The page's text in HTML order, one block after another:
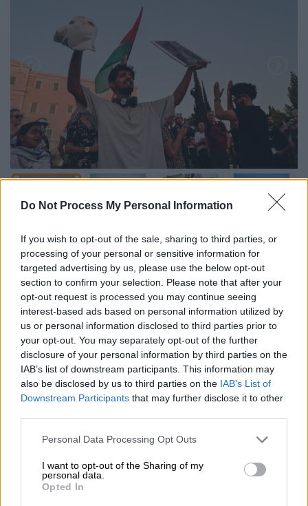
Do Not Process My Personal Information
If you wish to opt-out of the sale, sharing to third parties, or
processing of your personal or sensitive information for
targeted advertising by us, please use the below opt-out
section to confirm your selection. Please note that after your
opt-out request is processed you may continue seeing
interest-based ads based on personal information utilized by
us or personal information disclosed to third parties prior to
your opt-out. You may separately opt-out of the further
disclosure of your personal information by third parties on the
IAB’s list of downstream participants. This information may
also be disclosed by us to third parties on the IAB’s List of
Downstream Participants that may further disclose it to other
Please note that this website/app uses one or more Google
not limited to your visit or usage behaviour. You may click to
grant or deny consent to Google and its third-party tags to
use your data for below specified purposes in below Google
Personal Data Processing Opt Outs
I want to opt-out of the Sharing of my
personal data.
Opted In
Εκατοντάδες διαδηλωτέςστην Πλατεία
Συντάγματος το απόγευμα της Πέμπτης
(24/7), ανταποκρινόμενοι στο κάλεσμα για
διαμαρτυρία για την κόλαση που ζει ο
παλαιστινιακός λαός.
Το δίκτυοMarch to Gazaέκανεεπείγουσα
έκκληση για δράσηαπέναντι στην
ανθρωπιστική κρίσηπου πλήττει τη Λωρίδα
της Γάζας. Η πρωτοβουλία καταγγέλλει τον
αποκλεισμό που έχει επιβάλει το Ισραήλ
αποτέλεσμα οι άνθρωποι
κινδυνεύουν
καθημερινά να πεθάνουν
από την πείνα.